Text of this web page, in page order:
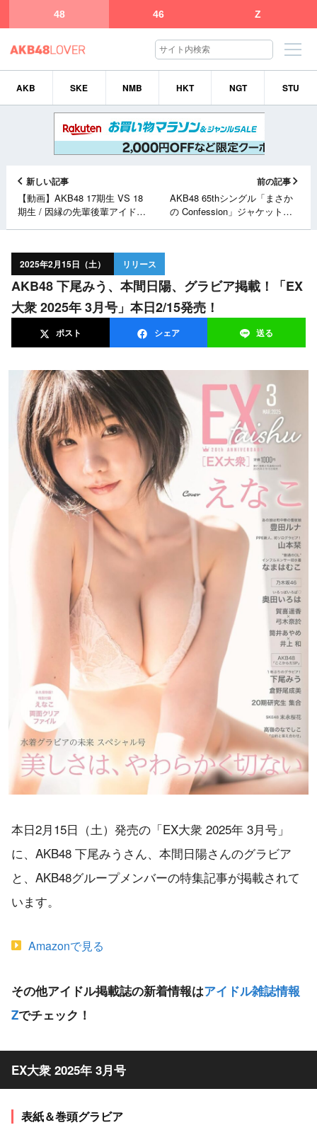
48 46 Z
AKB SKE NMB HKT NGT STU
新しい記事
【動画】AKB48 17期生 VS 18
期生 / 因縁の先輩後輩アイドル
前の記事
AKB48 65thシングル「まさか
の Confession」ジャケット＆
2025年2月15日（土） リリース
AKB48 下尾みう、本間日陽、グラビア掲載！「EX
大衆 2025年 3月号」本日2/15発売！
ポスト シェア 送る
本日2月15日（土）発売の「EX大衆 2025年 3月号」
に、AKB48 下尾みうさん、本間日陽さんのグラビア
と、AKB48グループメンバーの特集記事が掲載されて
います。
Amazonで見る
その他アイドル掲載誌の新着情報はアイドル雑誌情報
Zでチェック！
EX大衆 2025年 3月号
表紙＆巻頭グラビア